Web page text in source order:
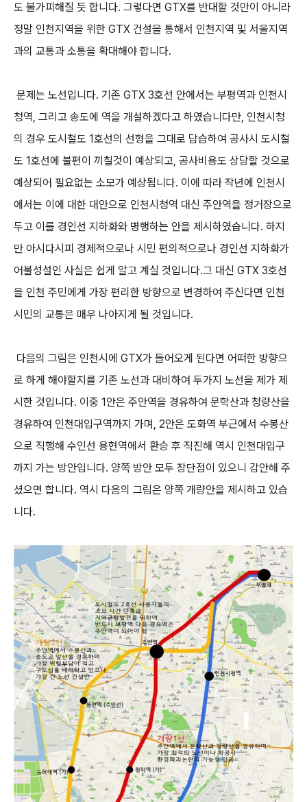
도 불가피해질 듯 합니다. 그렇다면 GTX를 반대할 것만이 아니라
정말 인천지역을 위한 GTX 건설을 통해서 인천지역 및 서울지역
과의 교통과 소통을 확대해야 합니다.
문제는 노선입니다. 기존 GTX 3호선 안에서는 부평역과 인천시
청역, 그리고 송도에 역을 개설하겠다고 하였습니다만, 인천시청
의 경우 도시철도 1호선의 선형을 그대로 답습하여 공사시 도시철
도 1호선에 불편이 끼칠것이 예상되고, 공사비용도 상당할 것으로
예상되어 필요없는 소모가 예상됩니다. 이에 따라 작년에 인천시
에서는 이에 대한 대안으로 인천시청역 대신 주안역을 정거장으로
두고 이를 경인선 지하화와 병행하는 안을 제시하였습니다. 하지
만 아시다시피 경제적으로나 시민 편의적으로나 경인선 지하화가
어불성설인 사실은 쉽게 알고 계실 것입니다.그 대신 GTX 3호선
을 인천 주민에게 가장 편리한 방향으로 변경하여 주신다면 인천
시민의 교통은 매우 나아지게 될 것입니다.
다음의 그림은 인천시에 GTX가 들어오게 된다면 어떠한 방향으
로 하게 해야할지를 기존 노선과 대비하여 두가지 노선을 제가 제
시한 것입니다. 이중 1안은 주안역을 경유하여 문학산과 청량산을
경유하여 인천대입구역까지 가며, 2안은 도화역 부근에서 수봉산
으로 직행해 수인선 용현역에서 환승 후 직진해 역시 인천대입구
까지 가는 방안입니다. 양쪽 방안 모두 장단점이 있으니 감안해 주
셨으면 합니다. 역시 다음의 그림은 양쪽 개량안을 제시하고 있습
니다.